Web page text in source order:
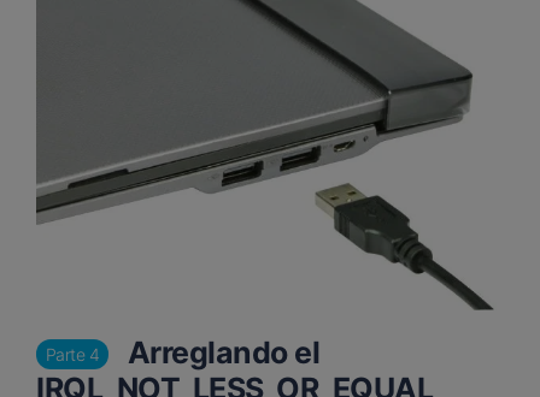
Parte 4
Arreglando el
IRQL_NOT_LESS_OR_EQUAL